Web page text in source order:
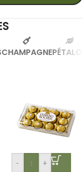
CHAMPAGNE
- +